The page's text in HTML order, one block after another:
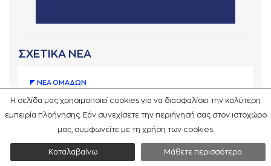
Η σελίδα μας χρησιμοποιεί cookies για να διασφαλίσει την καλύτερη
εμπειρία πλοήγησης. Εάν συνεχίσετε την περιήγησή σας στον ιστοχώρο
μας, συμφωνείτε με τη χρήση των cookies.
Καταλαβαίνω Μάθετε περισσότερα
ΣΧΕΤΙΚΑ ΝΕΑ
ΝΕA ΟΜAΔΩΝ
Ανανέωσε με τον Τζον Ιτούνας
το Περιστέρι Betsson
07-08-2026